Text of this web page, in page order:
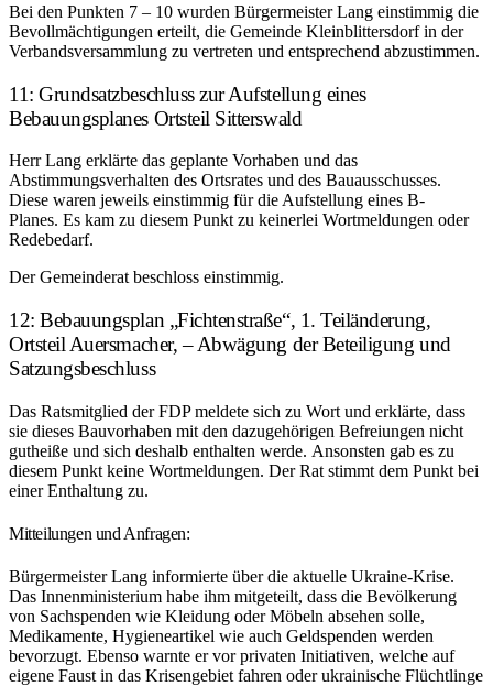
Bei den Punkten 7 – 10 wurden Bürgermeister Lang einstimmig die
Bevollmächtigungen erteilt, die Gemeinde Kleinblittersdorf in der
Verbandsversammlung zu vertreten und entsprechend abzustimmen.
11: Grundsatzbeschluss zur Aufstellung eines
Bebauungsplanes Ortsteil Sitterswald
Herr Lang erklärte das geplante Vorhaben und das
Abstimmungsverhalten des Ortsrates und des Bauausschusses.
Diese waren jeweils einstimmig für die Aufstellung eines B-
Planes. Es kam zu diesem Punkt zu keinerlei Wortmeldungen oder
Redebedarf.
Der Gemeinderat beschloss einstimmig.
12: Bebauungsplan „Fichtenstraße“, 1. Teiländerung,
Ortsteil Auersmacher, – Abwägung der Beteiligung und
Satzungsbeschluss
Das Ratsmitglied der FDP meldete sich zu Wort und erklärte, dass
sie dieses Bauvorhaben mit den dazugehörigen Befreiungen nicht
gutheiße und sich deshalb enthalten werde. Ansonsten gab es zu
diesem Punkt keine Wortmeldungen. Der Rat stimmt dem Punkt bei
einer Enthaltung zu.
Mitteilungen und Anfragen:
Bürgermeister Lang informierte über die aktuelle Ukraine-Krise.
Das Innenministerium habe ihm mitgeteilt, dass die Bevölkerung
von Sachspenden wie Kleidung oder Möbeln absehen solle,
Medikamente, Hygieneartikel wie auch Geldspenden werden
bevorzugt. Ebenso warnte er vor privaten Initiativen, welche auf
eigene Faust in das Krisengebiet fahren oder ukrainische Flüchtlinge